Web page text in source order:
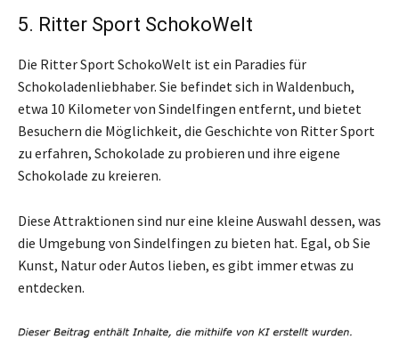
5. Ritter Sport SchokoWelt
Die Ritter Sport SchokoWelt ist ein Paradies für
Schokoladenliebhaber. Sie befindet sich in Waldenbuch,
etwa 10 Kilometer von Sindelfingen entfernt, und bietet
Besuchern die Möglichkeit, die Geschichte von Ritter Sport
zu erfahren, Schokolade zu probieren und ihre eigene
Schokolade zu kreieren.
Diese Attraktionen sind nur eine kleine Auswahl dessen, was
die Umgebung von Sindelfingen zu bieten hat. Egal, ob Sie
Kunst, Natur oder Autos lieben, es gibt immer etwas zu
entdecken.